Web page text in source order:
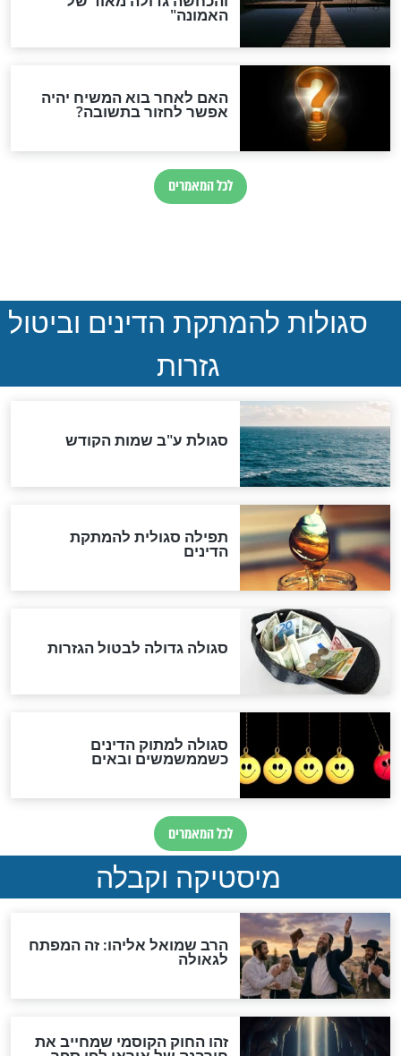
נהרגו בדרום לבנון
ההסכם החשאי של טראמפ
סימני שאלה
שורדת השואה שחוגגת 100:
"מודה לקב"ה על כל השנים"
לכל המאמרים
אחרית הימים
האם אפשר לחשב את הקץ?
מה יהיה בימות המשיח?
"לפני הגאולה תהיה אפיקורסות
והכחשה גדולה מאוד של
האמונה"
האם לאחר בוא המשיח יהיה
אפשר לחזור בתשובה?